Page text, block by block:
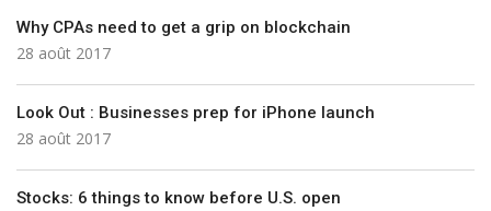
Why CPAs need to get a grip on blockchain
28 août 2017
Look Out : Businesses prep for iPhone launch
28 août 2017
Stocks: 6 things to know before U.S. open